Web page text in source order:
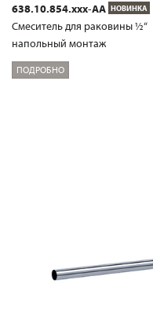
638.10.854.xxx-AA НОВИНКА
Смеситель для раковины ½“
напольный монтаж
ПОДРОБНО